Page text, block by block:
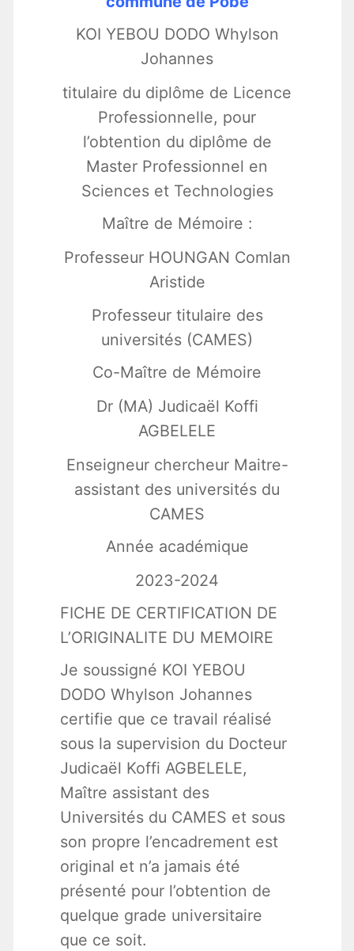
KOI YEBOU DODO Whylson
Johannes
titulaire du diplôme de Licence
Professionnelle, pour
l’obtention du diplôme de
Master Professionnel en
Sciences et Technologies
Maître de Mémoire :
Professeur HOUNGAN Comlan
Aristide
Professeur titulaire des
universités (CAMES)
Co-Maître de Mémoire
Dr (MA) Judicaël Koffi
AGBELELE
Enseigneur chercheur Maitre-
assistant des universités du
CAMES
Année académique
2023-2024
FICHE DE CERTIFICATION DE
L’ORIGINALITE DU MEMOIRE
Je soussigné KOI YEBOU
DODO Whylson Johannes
certifie que ce travail réalisé
sous la supervision du Docteur
Judicaël Koffi AGBELELE,
Maître assistant des
Universités du CAMES et sous
son propre l’encadrement est
original et n’a jamais été
présenté pour l’obtention de
quelque grade universitaire
que ce soit.